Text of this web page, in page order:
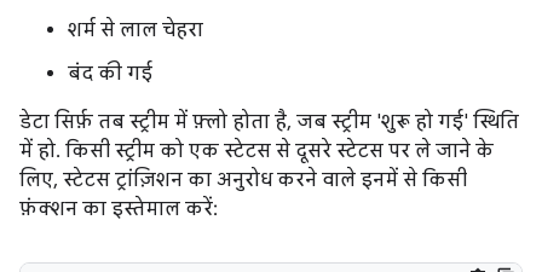
शर्म से लाल चेहरा
बंद की गई
डेटा सिर्फ़ तब स्ट्रीम में फ़्लो होता है, जब स्ट्रीम 'शुरू हो गई' स्थिति
में हो. किसी स्ट्रीम को एक स्टेटस से दूसरे स्टेटस पर ले जाने के
लिए, स्टेटस ट्रांज़िशन का अनुरोध करने वाले इनमें से किसी
फ़ंक्शन का इस्तेमाल करें: